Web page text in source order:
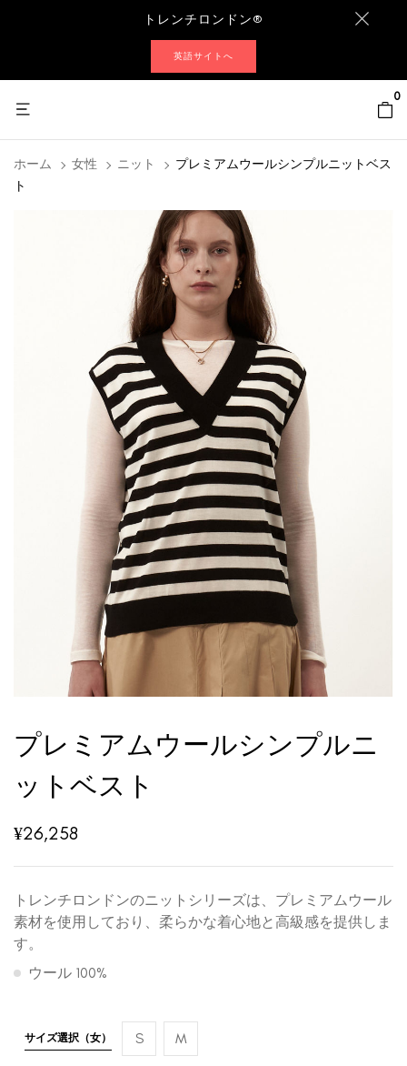
トレンチロンドン®
英語サイトへ
0
ホーム 女性 ニット
プレミアムウールシンプルニットベス
ト
プレミアムウールシンプルニ
ットベスト
¥26,258
トレンチロンドンのニットシリーズは、プレミアムウール
素材を使用しており、柔らかな着心地と高級感を提供しま
す。
ウール 100%
サイズ選択（女） S M